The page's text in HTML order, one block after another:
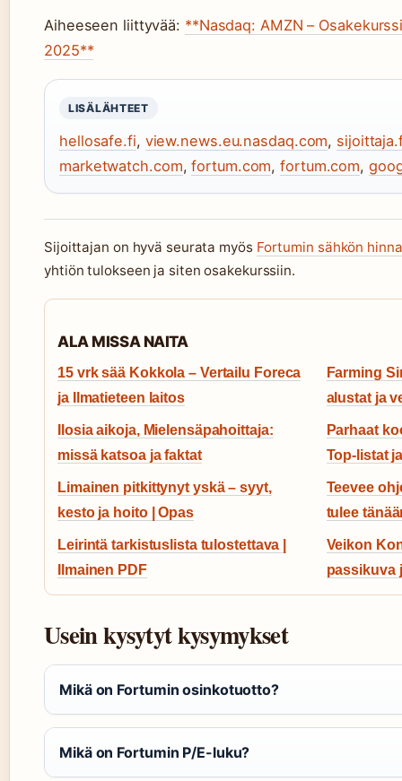
Aiheeseen liittyvää: **Nasdaq: AMZN –
2025**
LISÄLÄHTEET
hellosafe.fi, view.news.eu.nasdaq.com,
marketwatch.com,fortum.com,fortum.com,
Sijoittajan on hyvä seurata myös Fortumin sähkön
yhtiön tulokseen ja siten osakekurssiin.
ALA MISSA NAITA
15 vrk sää Kokkola – Vertailu Foreca
ja Ilmatieteen laitos
Farming
alustat ja
Ilosia aikoja, Mielensäpahoittaja:
missä katsoa ja faktat
Parhaat
Top-listat
Limainen pitkittynyt yskä – syyt,
kesto ja hoito | Opas
Teevee
tulee
Leirintä tarkistuslista tulostettava |
Ilmainen PDF
Veikon
passikuva
Usein kysytyt kysymykset
Mikä on Fortumin osinkotuotto?
Mikä on Fortumin P/E-luku?